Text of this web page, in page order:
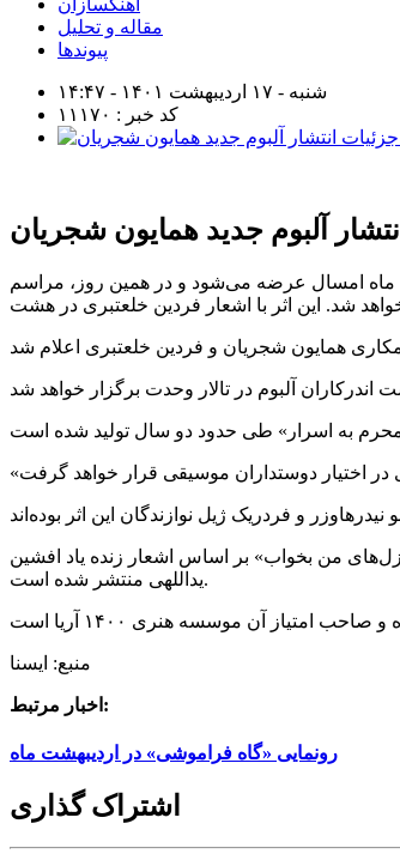
آهنگسازان
مقاله و تحلیل
پیوندها
شنبه - ۱۷ اردیبهشت ۱۴۰۱ - ۱۴:۴۷
کد خبر : ۱۱۱۷۰
آلبوم جدید همایون شجریان
«گاهِ فراموشی» جدیدترین همکاری همایون شجریان و فردین خلعتبری اعلام شد. آلبوم «گاهِ فراموشی» ۲۲ اردیبشهت‌ ماه امسال عرضه می‌شود و در همین روز، مراسم
منتشر کرده‌اند که آخرین آن سال ۱۳۹۸ به شکل آلبوم «امشب کنار غزل‌های من بخواب» بر اساس اشعار زنده یاد افشین
یداللهی منتشر شده است.
منبع: ایسنا
اخبار مرتبط:
رونمایی «گاه فراموشی» در اردیبهشت ماه
اشتراک گذاری